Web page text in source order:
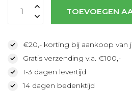
TOEVOEGEN
€20,- korting bij aankoop van
Gratis verzending v.a. €100,-
1-3 dagen levertijd
14 dagen bedenktijd